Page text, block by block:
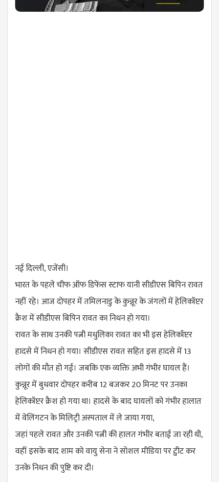
नई दिल्ली, एजेंसी।
भारत के पहले चीफ ऑफ डिफेंस स्टाफ यानी सीडीएस बिपिन रावत
नहीं रहे। आज दोपहर में तमिलनाडु के कुन्नूर के जंगलों में हेलिकॉप्टर
क्रैश में सीडीएस बिपिन रावत का निधन हो गया।
रावत के साथ उनकी पत्नी मधुलिका रावत का भी इस हेलिकॉप्टर
हादसे में निधन हो गया। सीडीएस रावत सहित इस हादसे में 13
लोगों की मौत हो गई। जबकि एक व्यक्ति अभी गंभीर घायल हैं।
कुन्नूर में बुधवार दोपहर करीब 12 बजकर 20 मिनट पर उनका
हेलिकॉप्टर क्रैश हो गया था। हादसे के बाद घायलों को गंभीर हालात
में वेलिंगटन के मिलिट्री अस्पताल में ले जाया गया,
जहां पहले रावत और उनकी पत्नी की हालत गंभीर बताई जा रही थी,
वहीं इसके बाद शाम को वायु सेना ने सोशल मीडिया पर ट्वीट कर
उनके निधन की पुष्टि कर दी।